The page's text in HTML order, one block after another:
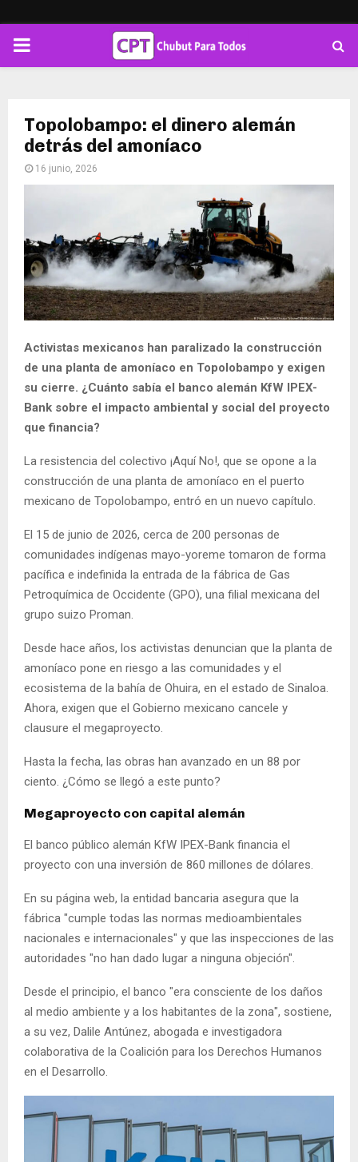
PRIMARY
Topolobampo: el dinero alemán
detrás del amoníaco
16 junio, 2026
Activistas mexicanos han paralizado la construcción
de una planta de amoníaco en Topolobampo y exigen
su cierre. ¿Cuánto sabía el banco alemán KfW IPEX-
Bank sobre el impacto ambiental y social del proyecto
que financia?
La resistencia del colectivo ¡Aquí No!, que se opone a la
construcción de una planta de amoníaco en el puerto
mexicano de Topolobampo, entró en un nuevo capítulo.
El 15 de junio de 2026, cerca de 200 personas de
comunidades indígenas mayo-yoreme tomaron de forma
pacífica e indefinida la entrada de la fábrica de Gas
Petroquímica de Occidente (GPO), una filial mexicana del
grupo suizo Proman.
Desde hace años, los activistas denuncian que la planta de
amoníaco pone en riesgo a las comunidades y el
ecosistema de la bahía de Ohuira, en el estado de Sinaloa.
Ahora, exigen que el Gobierno mexicano cancele y
clausure el megaproyecto.
Hasta la fecha, las obras han avanzado en un 88 por
ciento. ¿Cómo se llegó a este punto?
Megaproyecto con capital alemán
El banco público alemán KfW IPEX-Bank financia el
proyecto con una inversión de 860 millones de dólares.
En su página web, la entidad bancaria asegura que la
fábrica "cumple todas las normas medioambientales
nacionales e internacionales" y que las inspecciones de las
autoridades "no han dado lugar a ninguna objeción".
Desde el principio, el banco "era consciente de los daños
al medio ambiente y a los habitantes de la zona", sostiene,
a su vez, Dalile Antúnez, abogada e investigadora
colaborativa de la Coalición para los Derechos Humanos
en el Desarrollo.